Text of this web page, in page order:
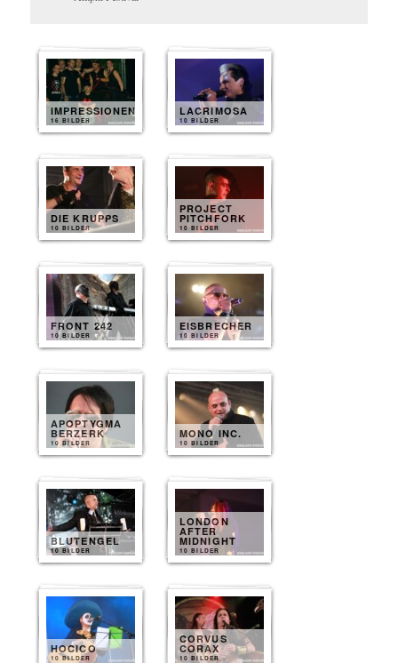
IMPRESSIONEN
16 BILDER
LACRIMOSA
10 BILDER
DIE KRUPPS
10 BILDER
PROJECT
PITCHFORK
10 BILDER
FRONT 242
10 BILDER
EISBRECHER
10 BILDER
APOPTYGMA
BERZERK
10 BILDER
MONO INC.
10 BILDER
BLUTENGEL
10 BILDER
LONDON
AFTER
MIDNIGHT
10 BILDER
HOCICO
10 BILDER
CORVUS
CORAX
10 BILDER